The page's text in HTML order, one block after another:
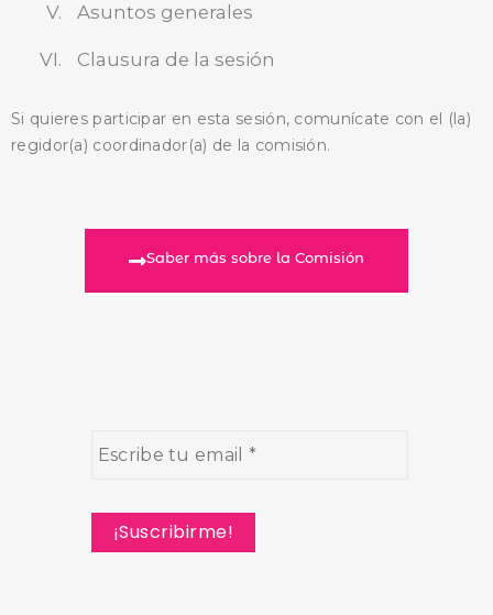
Asuntos generales
Clausura de la sesión
Si quieres participar en esta sesión, comunícate con el (la)
regidor(a) coordinador(a) de la comisión.
Saber más sobre la Comisión